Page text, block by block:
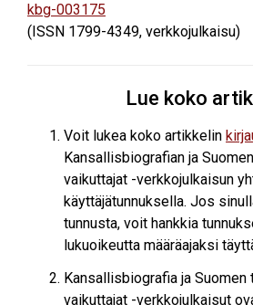
kbg-003175
(ISSN 1799-4349, verkkojulkaisu)
Lue koko
Voit lukea koko artikkelin
Kansallisbiografian ja
vaikuttajat -verkkojulkaisun
käyttäjätunnuksella. Jos
tunnusta, voit hankkia
lukuoikeutta määräajaksi
Kansallisbiografia ja Suomen
vaikuttajat -verkkojulkaisut